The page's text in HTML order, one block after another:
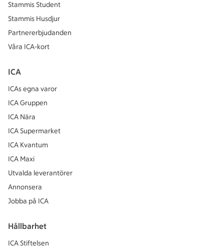
Stammis Student
Stammis Husdjur
Partnererbjudanden
Våra ICA-kort
ICA
ICAs egna varor
ICA Gruppen
ICA Nära
ICA Supermarket
ICA Kvantum
ICA Maxi
Utvalda leverantörer
Annonsera
Jobba på ICA
Hållbarhet
ICA Stiftelsen